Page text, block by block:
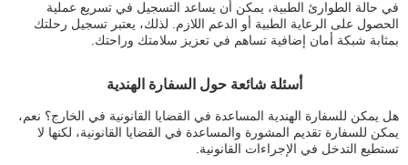
في حالة الطوارئ الطبية، يمكن أن يساعد التسجيل في تسريع عملية
الحصول على الرعاية الطبية أو الدعم اللازم. لذلك، يعتبر تسجيل رحلتك
بمثابة شبكة أمان إضافية تساهم في تعزيز سلامتك وراحتك.
أسئلة شائعة حول السفارة الهندية
هل يمكن للسفارة الهندية المساعدة في القضايا القانونية في الخارج؟ نعم،
يمكن للسفارة تقديم المشورة والمساعدة في القضايا القانونية، لكنها لا
تستطيع التدخل في الإجراءات القانونية.